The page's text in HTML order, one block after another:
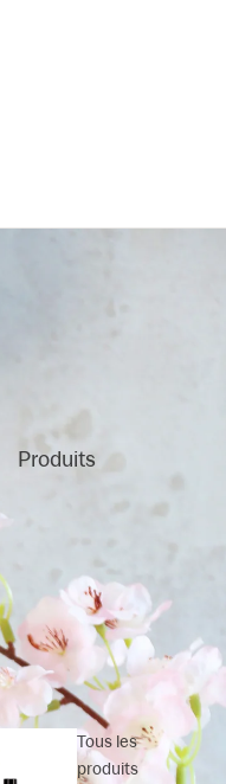
Produits
Tous les
produits